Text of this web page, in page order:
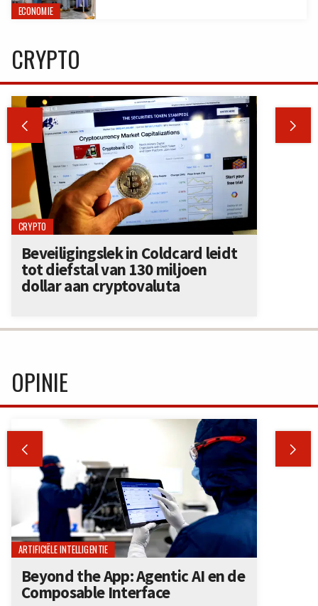
ECONOMIE
CRYPTO
 
CRYPTO
Beveiligingslek in Coldcard leidt
tot diefstal van 130 miljoen
dollar aan cryptovaluta
OPINIE
 
ARTIFICIËLE INTELLIGENTIE
Beyond the App: Agentic AI en de
Composable Interface